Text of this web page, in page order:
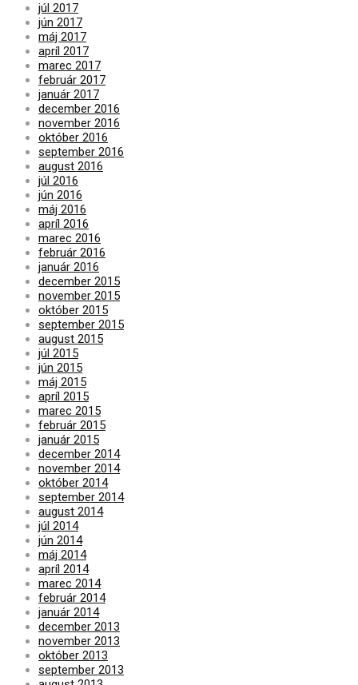
júl 2017
jún 2017
máj 2017
apríl 2017
marec 2017
február 2017
január 2017
december 2016
november 2016
október 2016
september 2016
august 2016
júl 2016
jún 2016
máj 2016
apríl 2016
marec 2016
február 2016
január 2016
december 2015
november 2015
október 2015
september 2015
august 2015
júl 2015
jún 2015
máj 2015
apríl 2015
marec 2015
február 2015
január 2015
december 2014
november 2014
október 2014
september 2014
august 2014
júl 2014
jún 2014
máj 2014
apríl 2014
marec 2014
február 2014
január 2014
december 2013
november 2013
október 2013
september 2013